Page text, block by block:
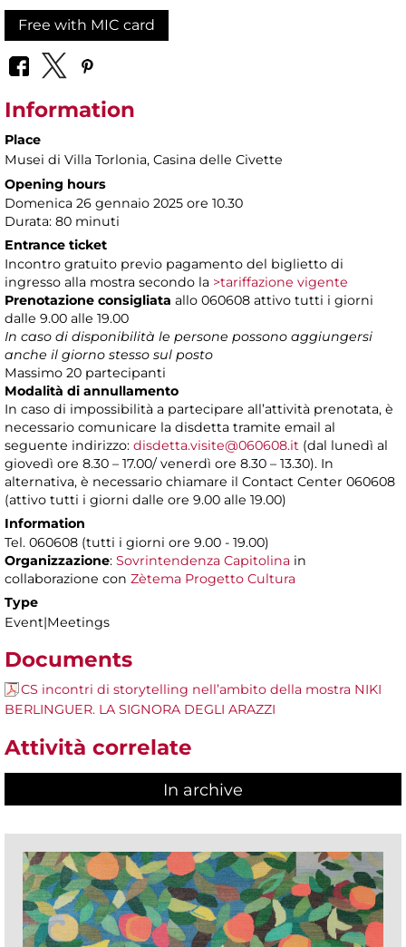
Free with MIC card
Information
Place
Musei di Villa Torlonia, Casina delle Civette
Opening hours
Domenica 26 gennaio 2025 ore 10.30
Durata: 80 minuti
Entrance ticket
Incontro gratuito previo pagamento del biglietto di
ingresso alla mostra secondo la >tariffazione vigente
Prenotazione consigliata allo 060608 attivo tutti i giorni
dalle 9.00 alle 19.00
In caso di disponibilità le persone possono aggiungersi
anche il giorno stesso sul posto
Massimo 20 partecipanti
Modalità di annullamento
In caso di impossibilità a partecipare all’attività prenotata, è
necessario comunicare la disdetta tramite email al
seguente indirizzo: disdetta.visite@060608.it (dal lunedì al
giovedì ore 8.30 – 17.00/ venerdì ore 8.30 – 13.30). In
alternativa, è necessario chiamare il Contact Center 060608
(attivo tutti i giorni dalle ore 9.00 alle 19.00)
Information
Tel. 060608 (tutti i giorni ore 9.00 - 19.00)
Organizzazione: Sovrintendenza Capitolina in
collaborazione con Zètema Progetto Cultura
Type
Event|Meetings
Documents
CS incontri di storytelling nell’ambito della mostra NIKI
BERLINGUER. LA SIGNORA DEGLI ARAZZI
Attività correlate
In archive